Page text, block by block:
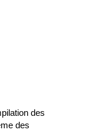
des
des